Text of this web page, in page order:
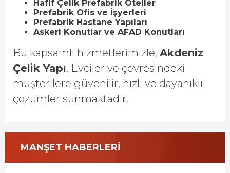
Hafif Çelik Prefabrik Oteller
Prefabrik Ofis ve İşyerleri
Prefabrik Hastane Yapıları
Askeri Konutlar ve AFAD Konutları
Bu kapsamlı hizmetlerimizle, Akdeniz
Çelik Yapı, Evciler ve çevresindeki
müşterilere güvenilir, hızlı ve dayanıklı
çözümler sunmaktadır.
MANŞET HABERLERİ